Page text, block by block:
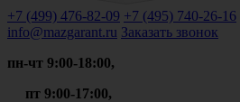
+7 (499) 476-82-09 +7 (495) 740-26-16
info@mazgarant.ru Заказать звонок
пн-чт 9:00-18:00,
пт 9:00-17:00,